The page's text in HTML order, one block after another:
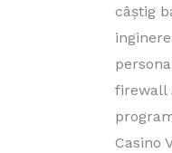
câștig
firewall
Casino